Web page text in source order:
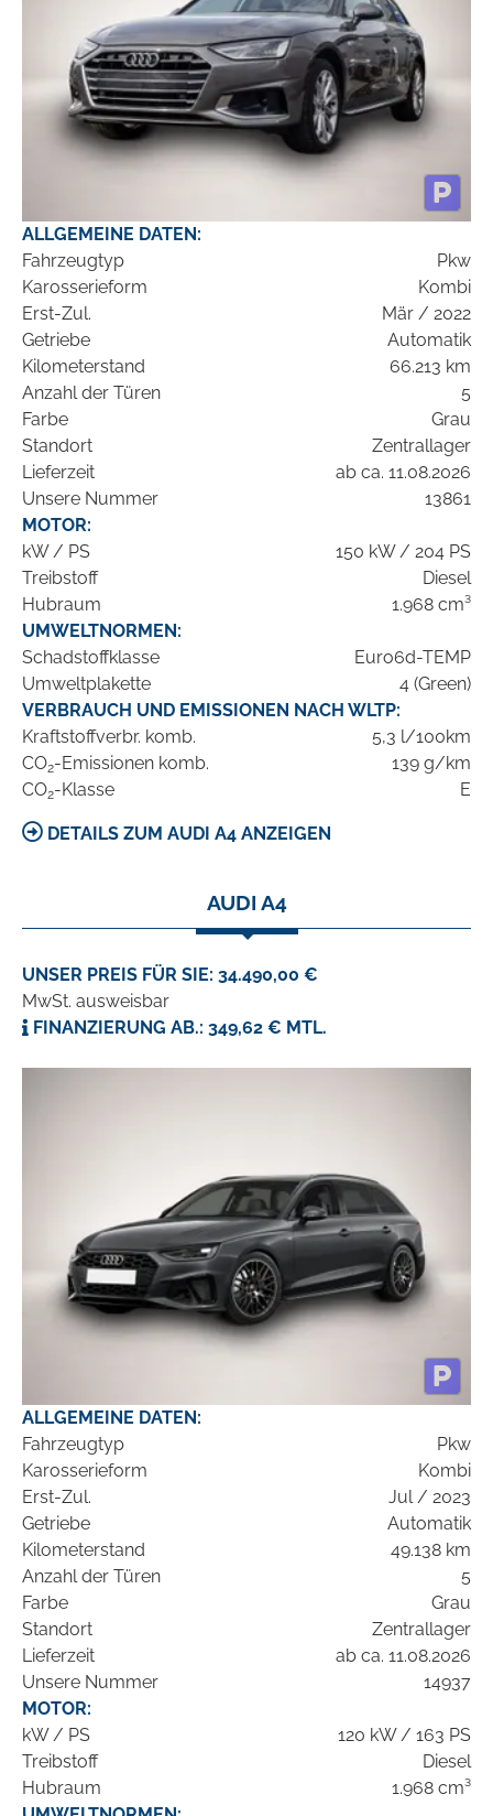
ALLGEMEINE DATEN:
Fahrzeugtyp
Pkw
Karosserieform
Kombi
Erst-Zul.
Mär / 2022
Getriebe
Automatik
Kilometerstand
66.213 km
Anzahl der Türen
5
Farbe
Grau
Standort
Zentrallager
Lieferzeit
ab ca. 11.08.2026
Unsere Nummer
13861
MOTOR:
kW / PS
150 kW / 204 PS
Treibstoff
Diesel
Hubraum
1.968 cm³
UMWELTNORMEN:
Schadstoffklasse
Euro6d-TEMP
Umweltplakette
4 (Green)
VERBRAUCH UND EMISSIONEN NACH WLTP:
Kraftstoffverbr. komb.
5,3 l/100km
CO2-Emissionen komb.
139 g/km
CO2-Klasse E
DETAILS ZUM AUDI A4 ANZEIGEN
AUDI A4
UNSER PREIS FÜR SIE: 34.490,00 €
MwSt. ausweisbar
FINANZIERUNG AB.: 349,62 € MTL.
ALLGEMEINE DATEN:
Fahrzeugtyp
Pkw
Karosserieform
Kombi
Erst-Zul.
Jul / 2023
Getriebe
Automatik
Kilometerstand
49.138 km
Anzahl der Türen
5
Farbe
Grau
Standort
Zentrallager
Lieferzeit
ab ca. 11.08.2026
Unsere Nummer
14937
MOTOR:
kW / PS
120 kW / 163 PS
Treibstoff
Diesel
Hubraum
1.968 cm³